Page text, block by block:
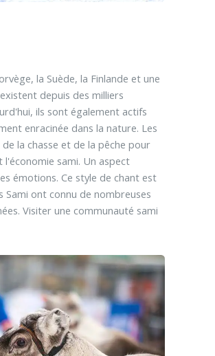
la Suède, la Finlande et une
depuis des milliers
ils sont également actifs
enracinée dans la nature. Les
la chasse et de la pêche pour
sami. Un aspect
émotions. Ce style de chant est
ont connu de nombreuses
Visiter une communauté sami